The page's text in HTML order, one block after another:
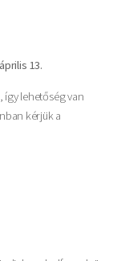
április 13.
így lehetőség van
kérjük a